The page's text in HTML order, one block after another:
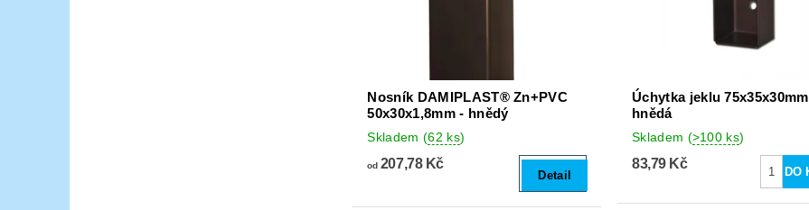
Nosník DAMIPLAST® Zn+PVC
50x30x1,8mm - hnědý
Skladem (62 ks)
od207,78 Kč
Detail
Úchytka jeklu 75x35x30mm
hnědá
Skladem (>100 ks)
83,79 Kč